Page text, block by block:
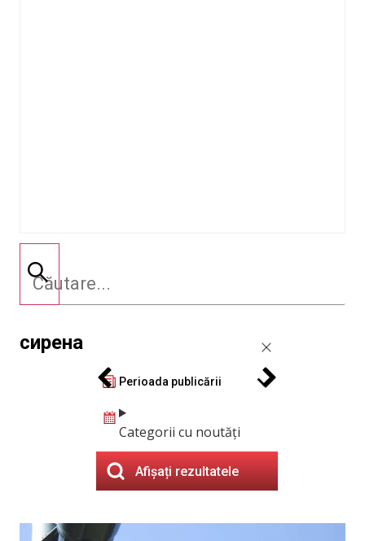
сирена
Perioada publicării
Categorii cu noutăți
Afișați rezultatele